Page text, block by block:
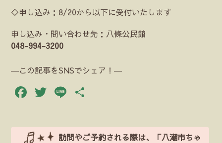
◇申し込み：8/20から以下に受付いたします
申し込み・問い合わせ先：八條公民館
048-994-3200
―この記事をSNSでシェア！―
Facebook
Twitter
Line
訪問やご予約される際は、「八潮市ちゃ